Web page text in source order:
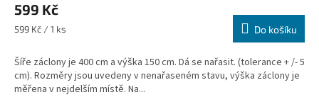
599 Kč
Měrná
599 Kč / 1 ks Do košíku
Šíře záclony je 400 cm a výška 150 cm. Dá se nařasit. (tolerance + /- 5
cm). Rozměry jsou uvedeny v nenařaseném stavu, výška záclony je
měřena v nejdelším místě. Na...